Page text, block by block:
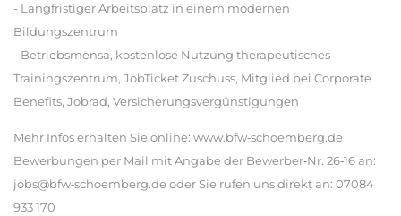
- Langfristiger Arbeitsplatz in einem modernen
Bildungszentrum
- Betriebsmensa, kostenlose Nutzung therapeutisches
Trainingszentrum, JobTicket Zuschuss, Mitglied bei Corporate
Benefits, Jobrad, Versicherungsvergünstigungen
Mehr Infos erhalten Sie online: www.bfw‐schoemberg.de
Bewerbungen per Mail mit Angabe der Bewerber‐Nr. 26‐16 an:
jobs@bfw‐schoemberg.de oder Sie rufen uns direkt an: 07084
933 170